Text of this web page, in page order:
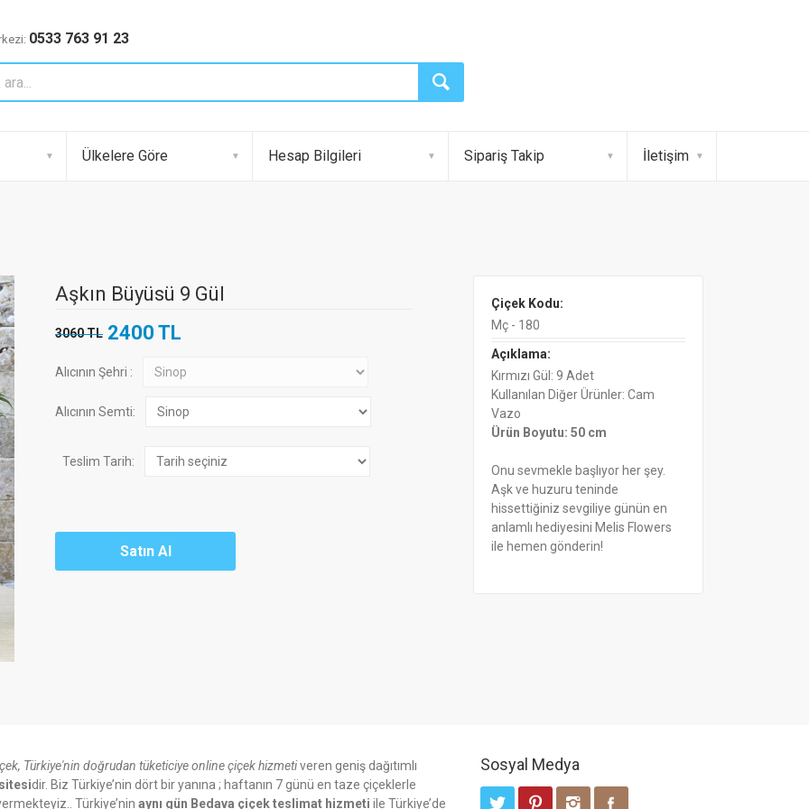
0533 763 91 23
Ülkelere Göre Hesap Bilgileri Sipariş Takip İletişim
Aşkın Büyüsü 9 Gül
3060 TL 2400 TL
Alıcının Şehri :
Alıcının Semti:
Teslim Tarih:
Çiçek Kodu:
Mç - 180
Açıklama:
Kırmızı Gül: 9 Adet
Kullanılan Diğer Ürünler: Cam
Vazo
Ürün Boyutu: 50 cm
Onu sevmekle başlıyor her şey.
Aşk ve huzuru teninde
hissettiğiniz sevgiliye günün en
anlamlı hediyesini Melis Flowers
ile hemen gönderin!
Türkiye'nin doğrudan tüketiciye online çiçek hizmetiveren geniş dağıtımlı
dir. Biz Türkiye’nin dört bir yanına ; haftanın 7 günü en taze çiçeklerle
Türkiye’nin aynı gün Bedava çiçek teslimat hizmeti ile Türkiye’de
Sosyal Medya